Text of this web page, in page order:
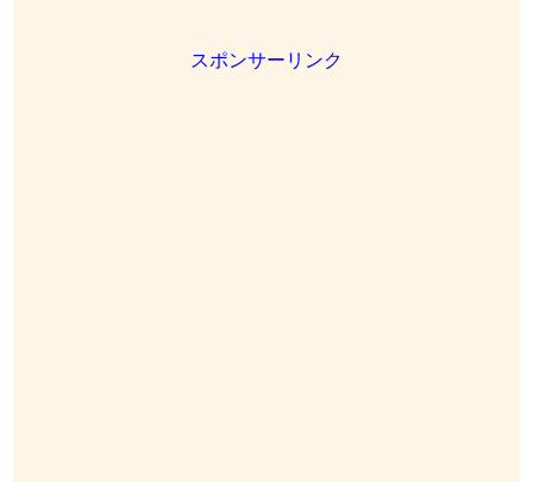
スポンサーリンク